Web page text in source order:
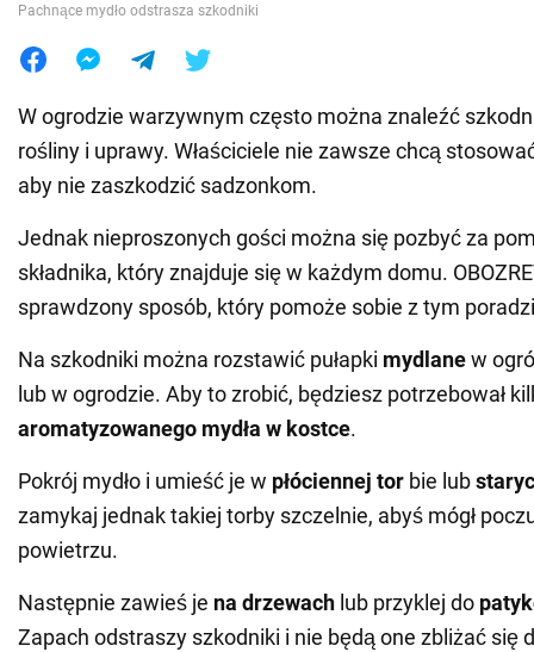
Jedzenie
Pachnące mydło odstrasza szkodniki
W ogrodzie warzywnym często można znaleźć
rośliny i uprawy. Właściciele nie zawsze chcą
aby nie zaszkodzić sadzonkom.
Jednak nieproszonych gości można się pozbyć za
składnika, który znajduje się w każdym domu.
sprawdzony sposób, który pomoże sobie z tym
Na szkodniki można rozstawić pułapki mydlanew
lub w ogrodzie. Aby to zrobić, będziesz potrzebował
aromatyzowanego mydła w kostce.
Pokrój mydło i umieść je w płóciennej tor bie lub
zamykaj jednak takiej torby szczelnie, abyś mógł
powietrzu.
Następnie zawieś je na drzewach lub przyklej do
Zapach odstraszy szkodniki i nie będą one zbliżać się